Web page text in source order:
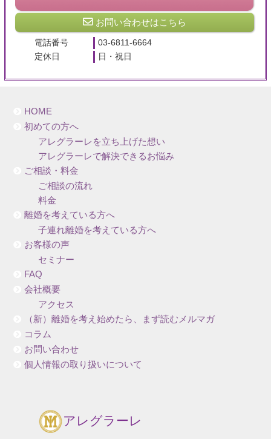
お問い合わせはこちら
電話番号
03-6811-6664
定休日
日・祝日
HOME
初めての方へ
アレグラーレを立ち上げた想い
アレグラーレで解決できるお悩み
ご相談・料金
ご相談の流れ
料金
離婚を考えている方へ
子連れ離婚を考えている方へ
お客様の声
セミナー
FAQ
会社概要
アクセス
（新）離婚を考え始めたら、まず読むメルマガ
コラム
お問い合わせ
個人情報の取り扱いについて
アレグラーレ